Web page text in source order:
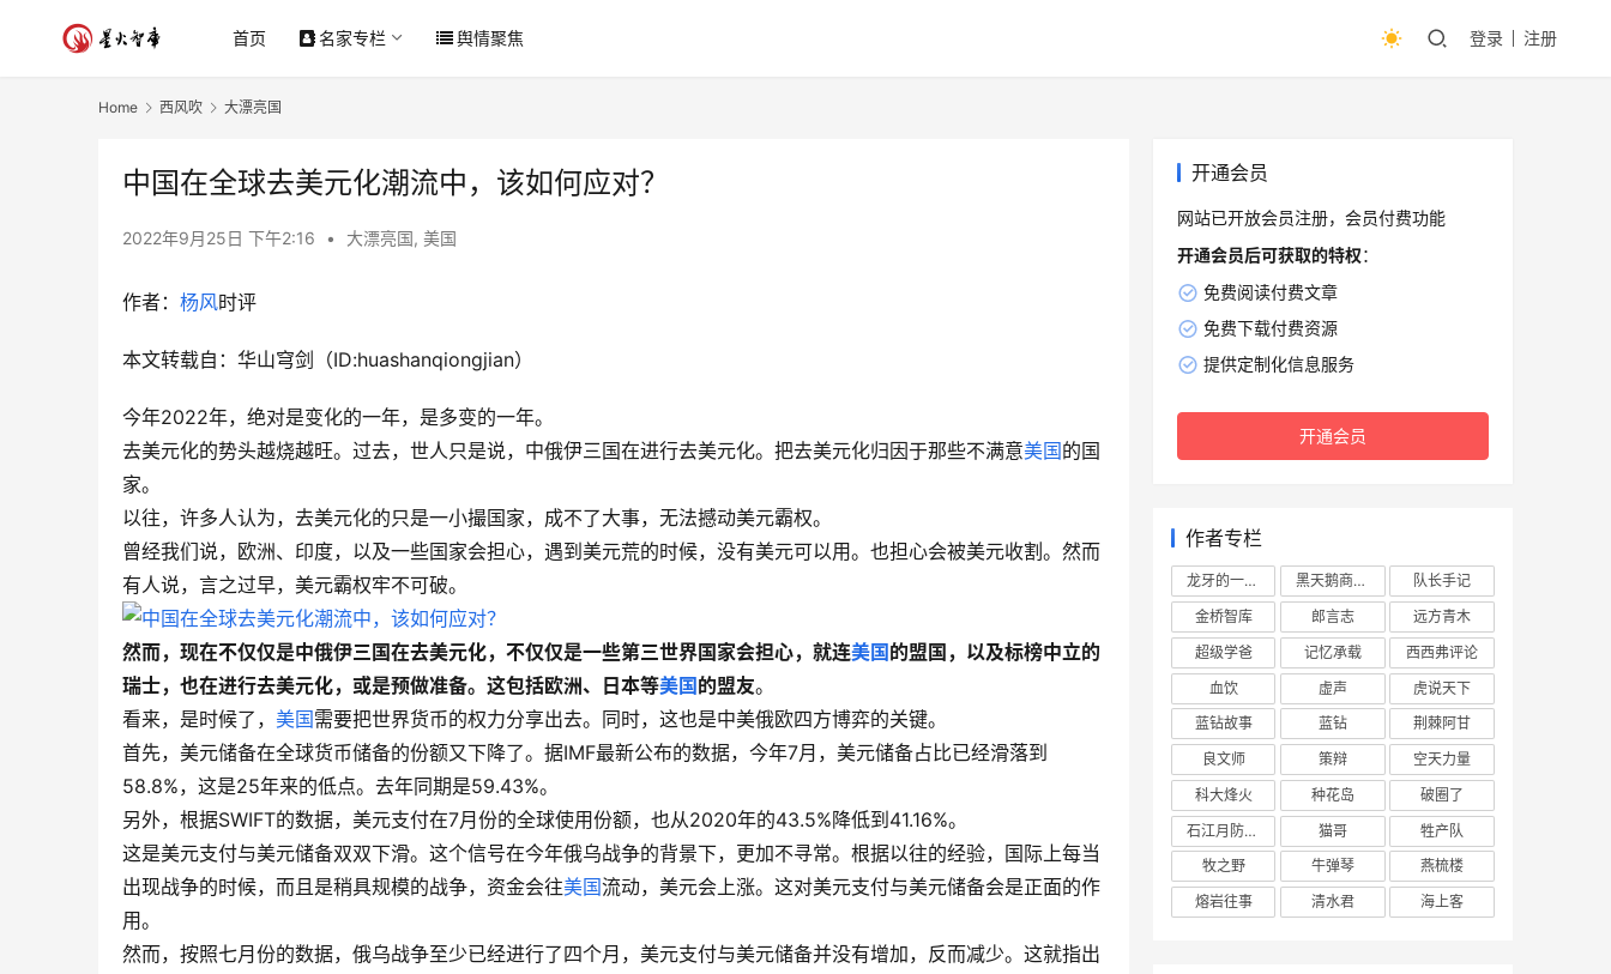
首页 名家专栏 舆情聚焦 登录 注册
Home 西风吹 大漂亮国
中国在全球去美元化潮流中，该如何应对？
2022年9月25日 下午2:16 • 大漂亮国, 美国
作者： 杨风时评
本文转载自：华山穹剑（ID:huashanqiongjian）
今年2022年，绝对是变化的一年，是多变的一年。
去美元化的势头越烧越旺。过去，世人只是说，中俄伊三国在进行去美元化。把去美元化归因于那些不满意美国的国
家。
以往，许多人认为，去美元化的只是一小撮国家，成不了大事，无法撼动美元霸权。
曾经我们说，欧洲、印度，以及一些国家会担心，遇到美元荒的时候，没有美元可以用。也担心会被美元收割。然而
有人说，言之过早，美元霸权牢不可破。
然而，现在不仅仅是中俄伊三国在去美元化，不仅仅是一些第三世界国家会担心，就连美国 的盟国，以及标榜中立的
瑞士，也在进行去美元化，或是预做准备。这包括欧洲、日本等美国 的盟友。
看来，是时候了， 美国需要把世界货币的权力分享出去。同时，这也是中美俄欧四方博弈的关键。
首先，美元储备在全球货币储备的份额又下降了。据IMF最新公布的数据，今年7月，美元储备占比已经滑落到
58.8%，这是25年来的低点。去年同期是59.43%。
另外，根据SWIFT的数据，美元支付在7月份的全球使用份额，也从2020年的43.5%降低到41.16%。
这是美元支付与美元储备双双下滑。这个信号在今年俄乌战争的背景下，更加不寻常。根据以往的经验，国际上每当
出现战争的时候，而且是稍具规模的战争，资金会往美国流动，美元会上涨。这对美元支付与美元储备会是正面的作
用。
然而，按照七月份的数据，俄乌战争至少已经进行了四个月，美元支付与美元储备并没有增加，反而减少。这就指出
开通会员
网站已开放会员注册，会员付费功能
开通会员后可获取的特权：
免费阅读付费文章
免费下载付费资源
提供定制化信息服务
开通会员
作者专栏
龙牙的一座山 黑天鹅商业情报站
队长手记
金桥智库
郎言志
远方青木
超级学爸
记忆承载
西西弗评论
血饮
虚声
虎说天下
蓝钻故事
蓝钻
荆棘阿甘
良文师
策辩
空天力量
科大烽火
种花岛
破圈了
石江月防务观察
猫哥
牲产队
牧之野
牛弹琴
燕梳楼
熔岩往事
清水君 海上客